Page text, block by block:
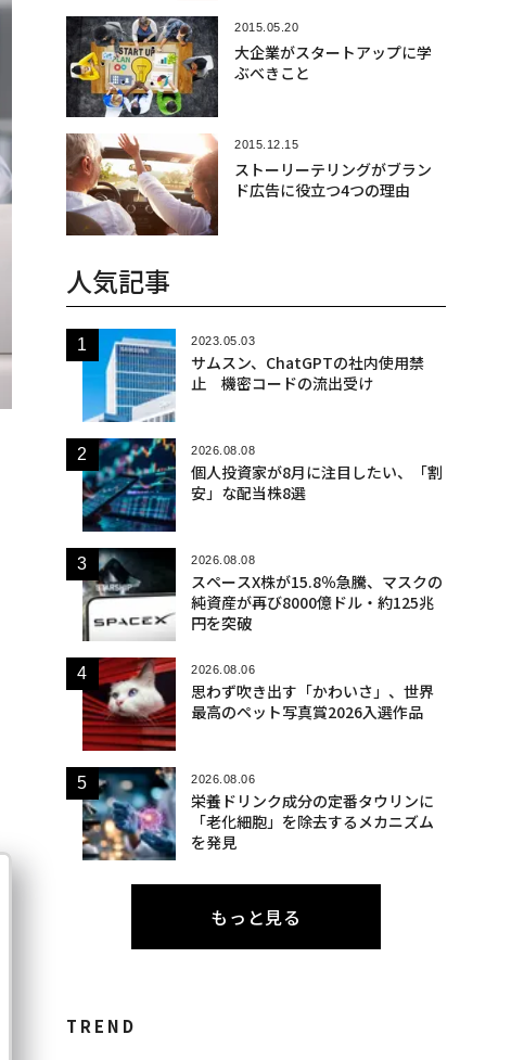
2015.05.20
大企業がスタートアップに学
ぶべきこと
2015.12.15
ストーリーテリングがブラン
ド広告に役立つ4つの理由
人気記事
2023.05.03
サムスン、ChatGPTの社内使用禁
止 機密コードの流出受け
2026.08.08
個人投資家が8月に注目したい、「割
安」な配当株8選
2026.08.08
スペースX株が15.8％急騰、マスクの
純資産が再び8000億ドル・約125兆
円を突破
2026.08.06
思わず吹き出す「かわいさ」、世界
最高のペット写真賞2026入選作品
2026.08.06
栄養ドリンク成分の定番タウリンに
「老化細胞」を除去するメカニズム
を発見
もっと見る
TREND